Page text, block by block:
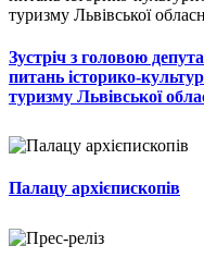
Зустріч з головою
питань історико-
туризму Львівської
Палацу архієпископів